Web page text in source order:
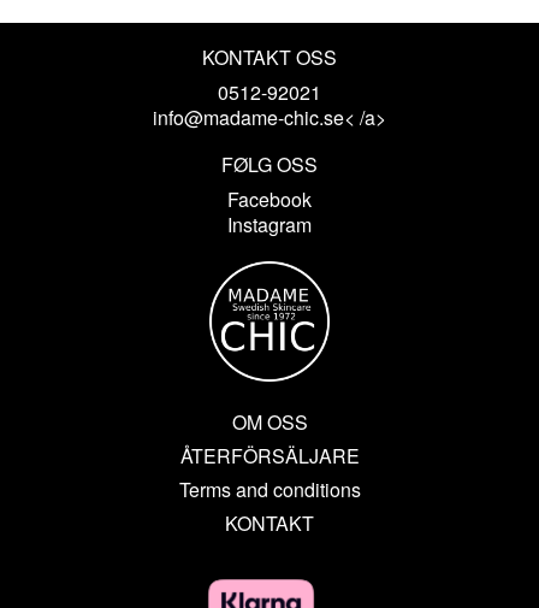
KONTAKT OSS
0512-92021
info@madame-chic.se< /a>
FØLG OSS
Facebook
Instagram
OM OSS
ÅTERFÖRSÄLJARE
Terms and conditions
KONTAKT